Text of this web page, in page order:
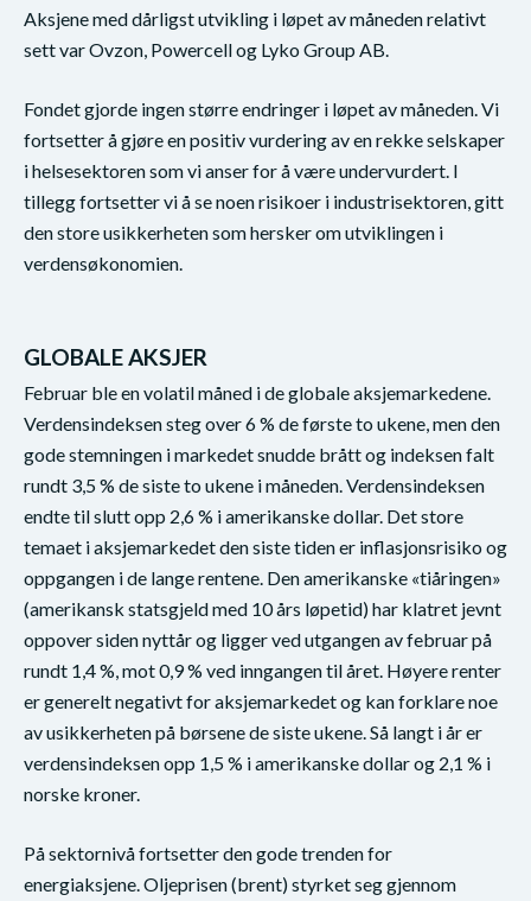
Aksjene med dårligst utvikling i løpet av måneden relativt
sett var Ovzon, Powercell og Lyko Group AB.
Fondet gjorde ingen større endringer i løpet av måneden. Vi
fortsetter å gjøre en positiv vurdering av en rekke selskaper
i helsesektoren som vi anser for å være undervurdert. I
tillegg fortsetter vi å se noen risikoer i industrisektoren, gitt
den store usikkerheten som hersker om utviklingen i
verdensøkonomien.
GLOBALE AKSJER
Februar ble en volatil måned i de globale aksjemarkedene.
Verdensindeksen steg over 6 % de første to ukene, men den
gode stemningen i markedet snudde brått og indeksen falt
rundt 3,5 % de siste to ukene i måneden. Verdensindeksen
endte til slutt opp 2,6 % i amerikanske dollar. Det store
temaet i aksjemarkedet den siste tiden er inflasjonsrisiko og
oppgangen i de lange rentene. Den amerikanske «tiåringen»
(amerikansk statsgjeld med 10 års løpetid) har klatret jevnt
oppover siden nyttår og ligger ved utgangen av februar på
rundt 1,4 %, mot 0,9 % ved inngangen til året. Høyere renter
er generelt negativt for aksjemarkedet og kan forklare noe
av usikkerheten på børsene de siste ukene. Så langt i år er
verdensindeksen opp 1,5 % i amerikanske dollar og 2,1 % i
norske kroner.
På sektornivå fortsetter den gode trenden for
energiaksjene. Oljeprisen (brent) styrket seg gjennom